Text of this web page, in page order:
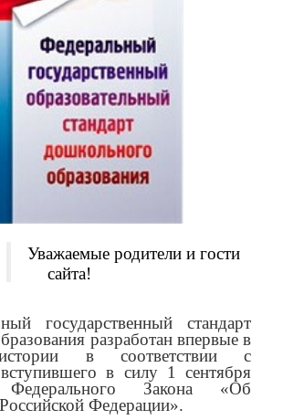
Уважаемые родители и гости
сайта!
государственный стандарт
разработан впервые в
в соответствии с
в силу 1 сентября
Закона «Об
Федерации».